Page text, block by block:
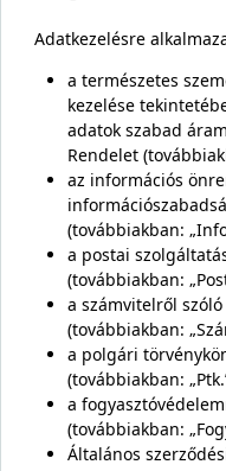
Adatkezelésre
a természetes
kezelése
adatok szabad
Rendelet
az információs
(továbbiakban:
a postai
(továbbiakban:
a számvitelről
(továbbiakban:
a polgári
(továbbiakban:
a
(továbbiakban:
Általános